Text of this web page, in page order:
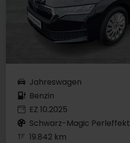
Jahreswagen
Benzin
EZ 10.2025
Schwarz-Magic Perleffekt
19.842 km